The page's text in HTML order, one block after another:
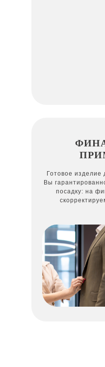
Готовое изделие
Вы
посадку: на